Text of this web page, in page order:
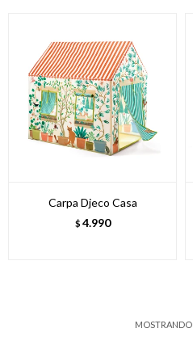
Carpa Djeco Casa
$ 4.990
MOSTRANDO